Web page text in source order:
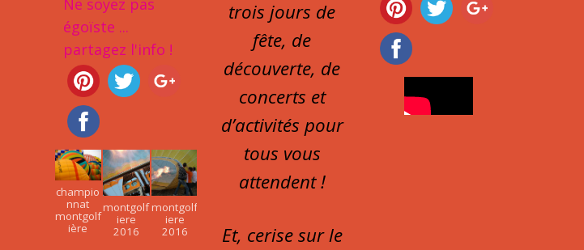
Ne soyez pas
égoïste ...
partagez l'info !
champio
nnat
montgolf
ière
montgolf
iere
2016
montgolf
iere
2016
trois jours de
fête, de
découverte, de
concerts et
d’activités pour
tous vous
attendent !
Et, cerise sur le